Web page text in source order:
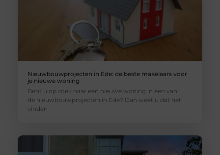
Nieuwbouwprojecten in Ede: de beste makelaars voor
je nieuwe woning
Bent u op zoek naar een nieuwe woning in een van
de nieuwbouwprojecten in Ede? Dan weet u dat het
vinden